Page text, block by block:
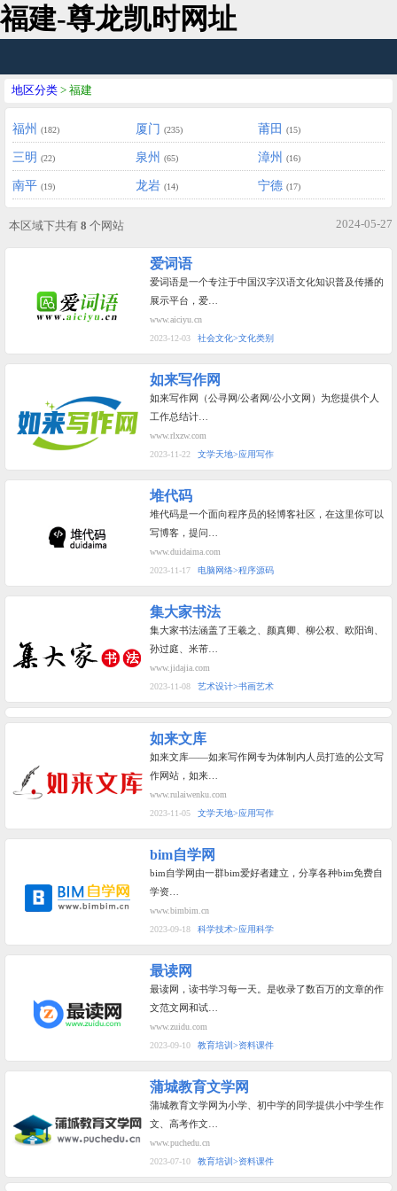
福建-尊龙凯时网址
地区分类 > 福建
福州 (182) 厦门 (235) 莆田 (15)
三明 (22) 泉州 (65) 漳州 (16)
南平 (19) 龙岩 (14) 宁德 (17)
本区域下共有 8 个网站 2024-05-27
爱词语
爱词语是一个专注于中国汉字汉语文化知识普及传播的
展示平台，爱…
www.aiciyu.cn
2023-12-03
社会文化>文化类别
如来写作网
如来写作网（公寻网/公者网/公小文网）为您提供个人
工作总结计…
www.rlxzw.com
2023-11-22
文学天地>应用写作
堆代码
堆代码是一个面向程序员的轻博客社区，在这里你可以
写博客，提问…
www.duidaima.com
2023-11-17
电脑网络>程序源码
集大家书法
集大家书法涵盖了王羲之、颜真卿、柳公权、欧阳询、
孙过庭、米芾…
www.jidajia.com
2023-11-08
艺术设计>书画艺术
如来文库
如来文库——如来写作网专为体制内人员打造的公文写
作网站，如来…
www.rulaiwenku.com
2023-11-05
文学天地>应用写作
bim自学网
bim自学网由一群bim爱好者建立，分享各种bim免费自
学资…
www.bimbim.cn
2023-09-18
科学技术>应用科学
最读网
最读网，读书学习每一天。是收录了数百万的文章的作
文范文网和试…
www.zuidu.com
2023-09-10
教育培训>资料课件
蒲城教育文学网
蒲城教育文学网为小学、初中学的同学提供小中学生作
文、高考作文…
www.puchedu.cn
2023-07-10
教育培训>资料课件